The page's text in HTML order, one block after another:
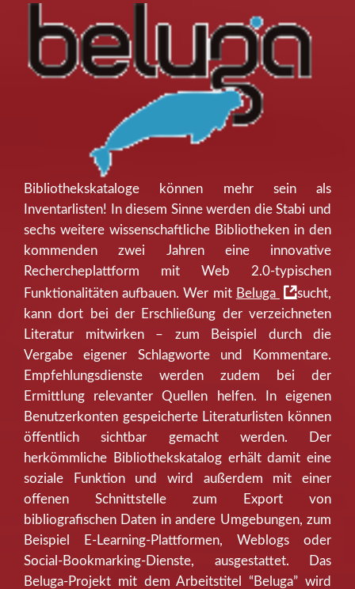
Bibliothekskataloge können mehr sein als
Inventarlisten! In diesem Sinne werden die Stabi und
sechs weitere wissenschaftliche Bibliotheken in den
kommenden zwei Jahren eine innovative
Rechercheplattform mit Web 2.0-typischen
Funktionalitäten aufbauen. Wer mit Beluga
sucht,
kann dort bei der Erschließung der verzeichneten
Literatur mitwirken – zum Beispiel durch die
Vergabe eigener Schlagworte und Kommentare.
Empfehlungsdienste werden zudem bei der
Ermittlung relevanter Quellen helfen. In eigenen
Benutzerkonten gespeicherte Literaturlisten können
öffentlich sichtbar gemacht werden. Der
herkömmliche Bibliothekskatalog erhält damit eine
soziale Funktion und wird außerdem mit einer
offenen Schnittstelle zum Export von
bibliografischen Daten in andere Umgebungen, zum
Beispiel E-Learning-Plattformen, Weblogs oder
Social-Bookmarking-Dienste, ausgestattet. Das
Beluga-Projekt mit dem Arbeitstitel “Beluga” wird